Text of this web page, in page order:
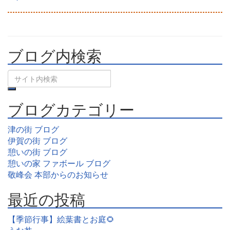
ブログ内検索
ブログカテゴリー
津の街 ブログ
伊賀の街 ブログ
憩いの街 ブログ
憩いの家 ファボール ブログ
敬峰会 本部からのお知らせ
最近の投稿
【季節行事】絵葉書とお庭🌻